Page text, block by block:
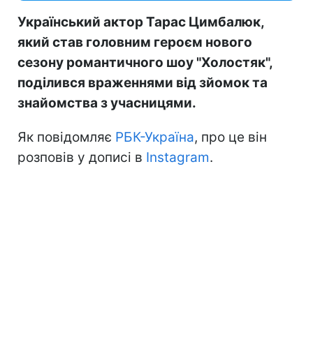
Український актор Тарас Цимбалюк,
який став головним героєм нового
сезону романтичного шоу "Холостяк",
поділився враженнями від зйомок та
знайомства з учасницями.
Як повідомляє РБК-Україна, про це він
розповів у дописі в Instagram.